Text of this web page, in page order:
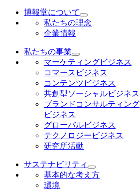
博報堂について
私たちの理念
企業情報
私たちの事業
マーケティングビジネス
コマースビジネス
コンテンツビジネス
共創型ソーシャルビジネス
ブランドコンサルティング
ビジネス
グローバルビジネス
テクノロジービジネス
研究所活動
サステナビリティ
基本的な考え方
環境